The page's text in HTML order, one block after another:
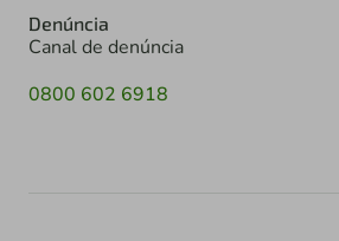
Denúncia
Canal de denúncia
0800 602 6918